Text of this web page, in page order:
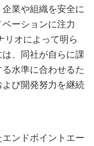
業や組織を安全に
ーションに注力
リオによって明ら
、同社が自らに課
水準に合わせるた
び開発努力を継続
ンドポイントエー